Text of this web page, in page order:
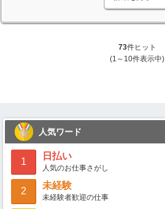
73件ヒット
(1～10件表示中)
人気ワード
1
日払い
人気のお仕事さがし
2
未経験
未経験者歓迎の仕事